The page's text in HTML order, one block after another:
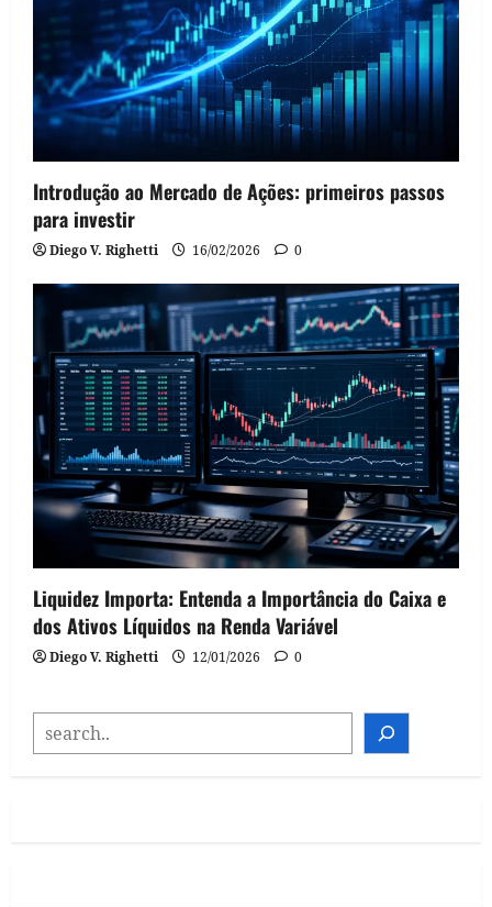
Introdução ao Mercado de Ações: primeiros passos
para investir
Diego V. Righetti 16/02/2026 0
Liquidez Importa: Entenda a Importância do Caixa e
dos Ativos Líquidos na Renda Variável
Diego V. Righetti 12/01/2026 0
SEARCH